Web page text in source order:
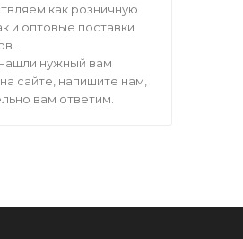
как розничную
и оптовые поставки
нужный вам
сайте, напишите нам,
вам ответим.